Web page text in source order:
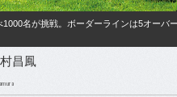
1000名が挑戦。ボーダーラインは5オーバ
昌鳳